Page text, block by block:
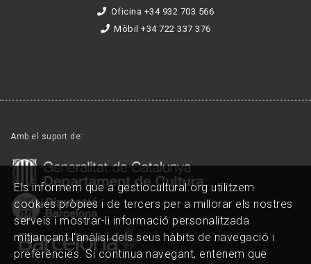
Oficina +34 932 703 566
Mòbil +34 722 337 376
Amb el suport de:
Els informem que a gestiocultural.org utilitzem
cookies pròpies i de tercers per a millorar els nostres
serveis i mostrar-li informació personalitzada
mitjançant l'anàlisi dels seus hàbits de navegació i
preferències. Si continua navegant, entenem que